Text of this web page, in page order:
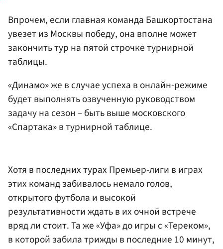
Впрочем, если главная команда Башкортостана
увезет из Москвы победу, она вполне может
закончить тур на пятой строчке турнирной
таблицы.
«Динамо» же в случае успеха в онлайн-режиме
будет выполнять озвученную руководством
задачу на сезон – быть выше московского
«Спартака» в турнирной таблице.
Хотя в последних турах Премьер-лиги в играх
этих команд забивалось немало голов,
открытого футбола и высокой
результативности ждать в их очной встрече
вряд ли стоит. Та же «Уфа» до игры с «Тереком»,
в которой забила трижды в последние 10 минут,